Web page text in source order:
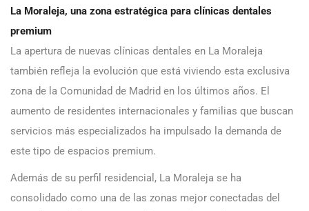
La Moraleja, una zona estratégica para clínicas dentales
premium
La apertura de nuevas clínicas dentales en La Moraleja
también refleja la evolución que está viviendo esta exclusiva
zona de la Comunidad de Madrid en los últimos años. El
aumento de residentes internacionales y familias que buscan
servicios más especializados ha impulsado la demanda de
este tipo de espacios premium.
Además de su perfil residencial, La Moraleja se ha
consolidado como una de las zonas mejor conectadas del